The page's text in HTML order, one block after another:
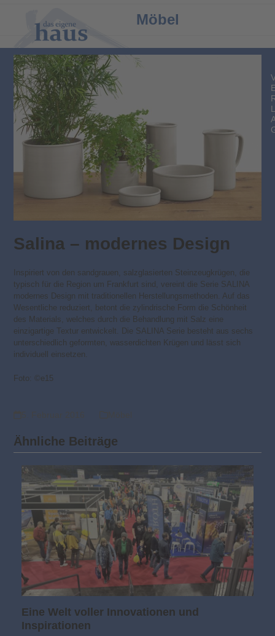
mobile
menu
mobile
menu
Möbel
Salina – modernes Design
Inspiriert von den sandgrauen, salzglasierten Steinzeugkrügen, die
typisch für die Region um Frankfurt sind, vereint die Serie SALINA
modernes Design mit traditionellen Herstellungsmethoden. Auf das
Wesentliche reduziert, betont die zylindrische Form die Schönheit
des Materials, welches durch die Behandlung mit Salz eine
einzigartige Textur entwickelt. Die SALINA Serie besteht aus sechs
unterschiedlich geformten, wasserdichten Krügen und lässt sich
individuell einsetzen.
Foto: ©e15
Ähnliche Beiträge
Eine Welt voller Innovationen und
Inspirationen
L